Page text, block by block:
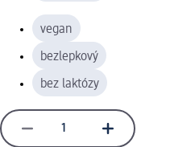
vegan
bezlepkový
bez laktózy